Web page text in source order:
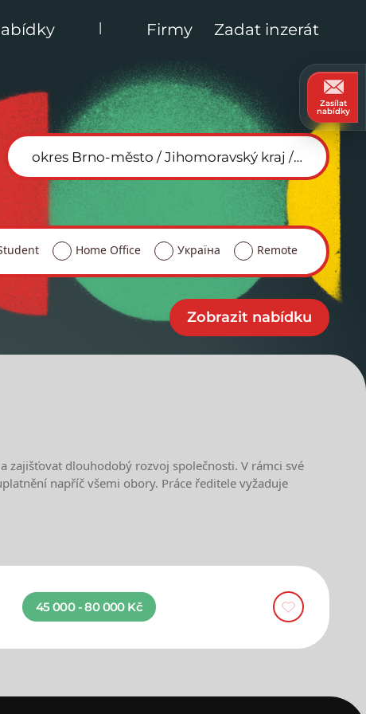
| Firmy Zadat inzerát
Home Office Україна Remote
zajišťovat dlouhodobý rozvoj společnosti. V rámci své
napříč všemi obory. Práce ředitele vyžaduje
45 000 - 80 000 Kč
Zasílat
nabídky